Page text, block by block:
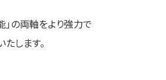
」の両軸をより強力で
します。